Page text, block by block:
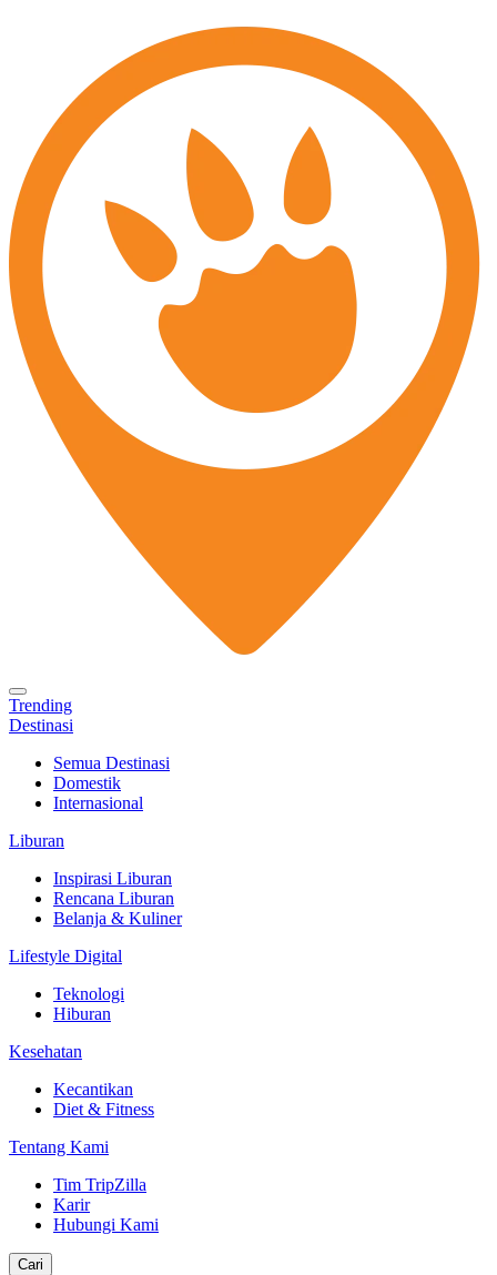
Trending
Destinasi
Semua Destinasi
Domestik
Internasional
Liburan
Inspirasi Liburan
Rencana Liburan
Belanja & Kuliner
Lifestyle Digital
Teknologi
Hiburan
Kesehatan
Kecantikan
Diet & Fitness
Tentang Kami
Tim TripZilla
Karir
Hubungi Kami
Cari